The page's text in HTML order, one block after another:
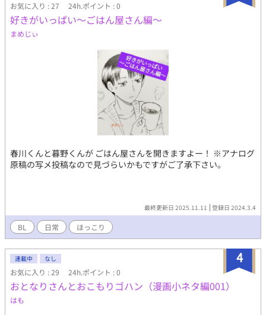
お気に入り : 27 24h.ポイント : 0
好きがいっぱい〜ごはん屋さん編〜
まめじぃ
春川くんと暮野くんが ごはん屋さんを開きますよー！ ※アナログ
原稿の写メ投稿なので見づらいかもですがご了承下さい。
最終更新日 2025.11.11 登録日 2024.3.4
BL 日常 ほっこり
4
連載中 なし
お気に入り : 29 24h.ポイント : 0
おとなりさんとおこもりゴハン（漫画小ネタ編001）
はも